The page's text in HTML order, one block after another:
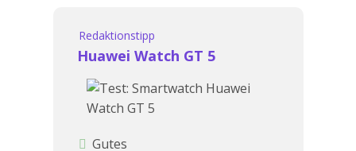
Redaktionstipp
Huawei Watch GT 5
Gutes